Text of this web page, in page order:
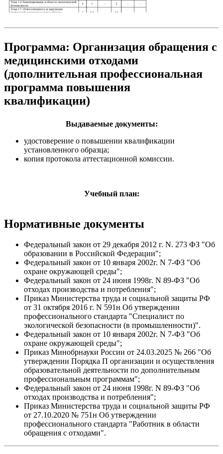
Программа: Организация обращения с
медицинскими отходами
(дополнительная профессиональная
программа повышения
квалификации)
Выдаваемые документы:
удостоверение о повышении квалификации
установленного образца;
копия протокола аттестационной комиссии.
Учебный план:
Нормативные документы
Федеральный закон от 29 декабря 2012 г. N. 273 ФЗ "Об
образовании в Российской Федерации";
Федеральный закон от 10 января 2002г. N 7-ФЗ "Об
охране окружающей среды";
Федеральный закон от 24 июня 1998г. N 89-ФЗ "Об
отходах производства и потребления";
Приказ Министерства труда и социальной защиты РФ
от 31 октября 2016 г. N 591н Об утверждении
профессионального стандарта "Специалист по
экологической безопасности (в промышленности)".
Федеральный закон от 10 января 2002г. N 7-ФЗ "Об
охране окружающей среды";
Приказ Минобрнауки России от 24.03.2025 № 266 "Об
утверждении Порядка П организации и осуществления
образовательной деятельности по дополнительным
профессиональным программам";
Федеральный закон от 24 июня 1998г. N 89-ФЗ "Об
отходах производства и потребления";
Приказ Министерства труда и социальной защиты РФ
от 27.10.2020 № 751н Об утверждении
профессионального стандарта "Работник в области
обращения с отходами".